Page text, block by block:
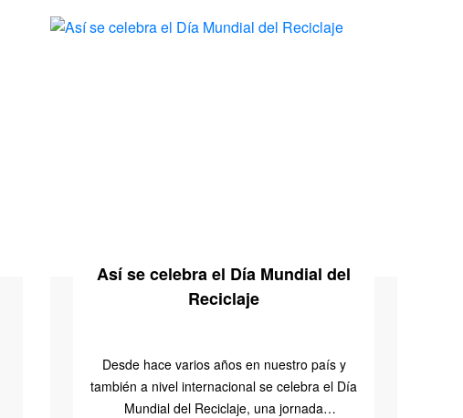
Así se celebra el Día Mundial del
Reciclaje
Desde hace varios años en nuestro país y
también a nivel internacional se celebra el Día
Mundial del Reciclaje, una jornada